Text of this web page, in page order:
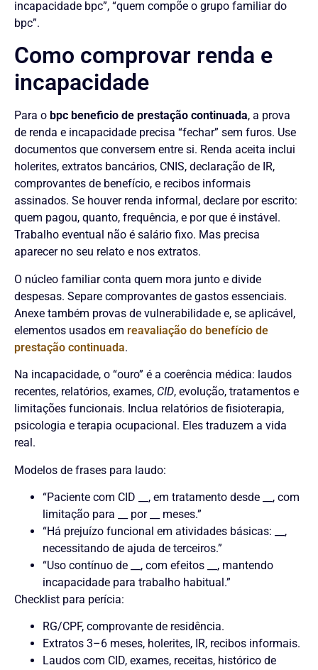
incapacidade bpc”, “quem compõe o grupo familiar do
bpc”.
Como comprovar renda e
incapacidade
Para o bpc beneficio de prestação continuada, a prova
de renda e incapacidade precisa “fechar” sem furos. Use
documentos que conversem entre si. Renda aceita inclui
holerites, extratos bancários, CNIS, declaração de IR,
comprovantes de benefício, e recibos informais
assinados. Se houver renda informal, declare por escrito:
quem pagou, quanto, frequência, e por que é instável.
Trabalho eventual não é salário fixo. Mas precisa
aparecer no seu relato e nos extratos.
O núcleo familiar conta quem mora junto e divide
despesas. Separe comprovantes de gastos essenciais.
Anexe também provas de vulnerabilidade e, se aplicável,
elementos usados em reavaliação do benefício de
prestação continuada.
Na incapacidade, o “ouro” é a coerência médica: laudos
recentes, relatórios, exames, CID, evolução, tratamentos e
limitações funcionais. Inclua relatórios de fisioterapia,
psicologia e terapia ocupacional. Eles traduzem a vida
real.
Modelos de frases para laudo:
“Paciente com CID __, em tratamento desde __, com
limitação para __ por __ meses.”
“Há prejuízo funcional em atividades básicas: __,
necessitando de ajuda de terceiros.”
“Uso contínuo de __, com efeitos __, mantendo
incapacidade para trabalho habitual.”
Checklist para perícia:
RG/CPF, comprovante de residência.
Extratos 3–6 meses, holerites, IR, recibos informais.
Laudos com CID, exames, receitas, histórico de